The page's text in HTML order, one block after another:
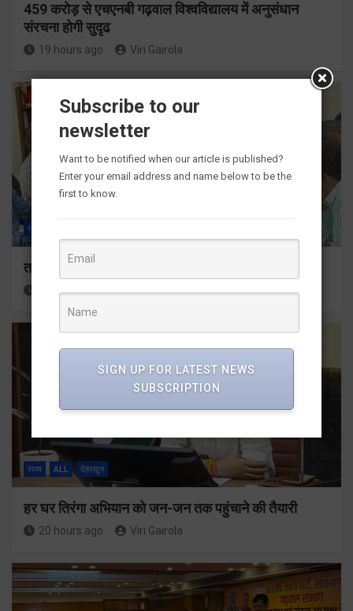
459 करोड़ से एचएनबी गढ़वाल विश्वविद्यालय में अनुसंधान
संरचना होगी सुदृढ
19 hours ago Viri Gairola
राज्य
तकनीकी शिक्षा विभाग प्रदेशभर में आयोजित करेगा रोजगार मेले
19 hours ago Viri Gairola
राज्य ALL देहरादून
हर घर तिरंगा अभियान को जन-जन तक पहुंचाने की तैयारी
20 hours ago Viri Gairola
Subscribe to our
newsletter
Want to be notified when our article is published?
Enter your email address and name below to be the
first to know.
SIGN UP FOR LATEST NEWS
SUBSCRIPTION